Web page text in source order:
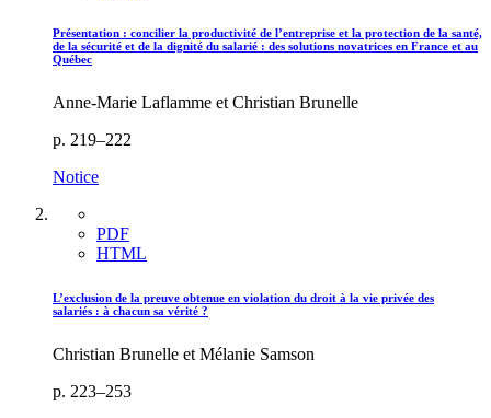
Présentation : concilier la productivité de l’entreprise et la protection de la santé,
de la sécurité et de la dignité du salarié : des solutions novatrices en France et au
Québec
Anne-Marie Laflamme et Christian Brunelle
p. 219–222
Notice
PDF
HTML
L’exclusion de la preuve obtenue en violation du droit à la vie privée des
salariés : à chacun sa vérité ?
Christian Brunelle et Mélanie Samson
p. 223–253